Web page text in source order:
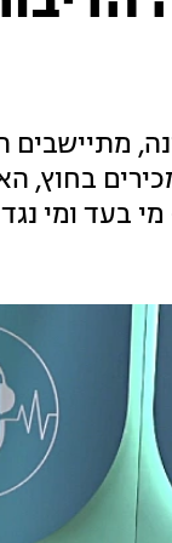
מתיישבים
בחוץ,
בעד ומי